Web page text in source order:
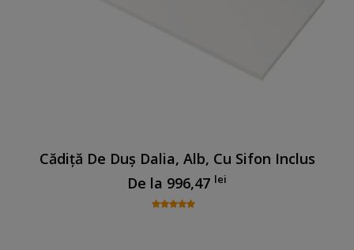
Cădiță De Duș Dalia, Alb, Cu Sifon Inclus
De la 996,47 lei